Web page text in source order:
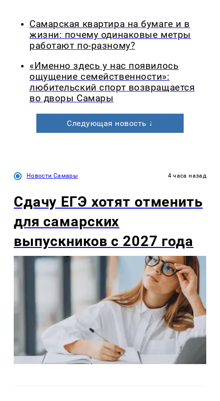
Самарская квартира на бумаге и в
жизни: почему одинаковые метры
работают по-разному?
«Именно здесь у нас появилось
ощущение семейственности»:
любительский спорт возвращается
во дворы Самары
Следующая новость ↓
Новости Самары 4 часа назад
Сдачу ЕГЭ хотят отменить
для самарских
выпускников с 2027 года